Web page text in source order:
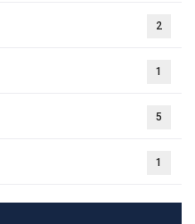
2
1
5
1